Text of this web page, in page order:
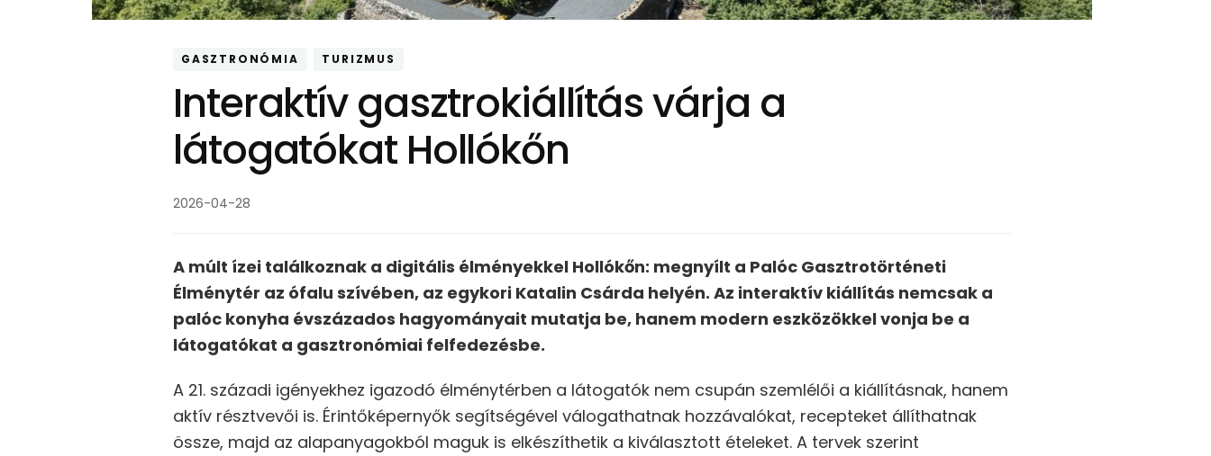
GASZTRONÓMIA TURIZMUS
Interaktív gasztrokiállítás várja a
látogatókat Hollókőn
2026-04-28
A múlt ízei találkoznak a digitális élményekkel Hollókőn: megnyílt a Palóc Gasztrotörténeti
Élménytér az ófalu szívében, az egykori Katalin Csárda helyén. Az interaktív kiállítás nemcsak a
palóc konyha évszázados hagyományait mutatja be, hanem modern eszközökkel vonja be a
látogatókat a gasztronómiai felfedezésbe.
A 21. századi igényekhez igazodó élménytérben a látogatók nem csupán szemlélői a kiállításnak, hanem
aktív résztvevői is. Érintőképernyők segítségével válogathatnak hozzávalókat, recepteket állíthatnak
össze, majd az alapanyagokból maguk is elkészíthetik a kiválasztott ételeket. A tervek szerint